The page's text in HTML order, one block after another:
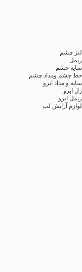
لنز چشم
ریمل
سایه چشم
خط چشم ومداد چشم
سایه و مداد ابرو
ژل ابرو
ریمل ابرو
لوازم آرایش لب